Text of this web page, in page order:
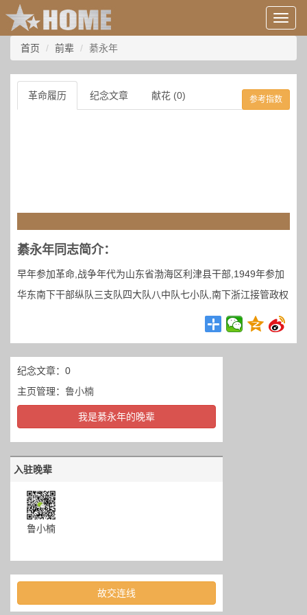
用
户
息/
登
录
等
首页 前辈 綦永年
革命履历 纪念文章 献花 (0) 参考指数
綦永年同志简介：
早年参加革命,战争年代为山东省渤海区利津县干部,1949年参加
华东南下干部纵队三支队四大队八中队七小队,南下浙江接管政权
纪念文章：0
主页管理： 鲁小楠
我是綦永年的晚辈
入驻晚辈
鲁小楠
故交连线